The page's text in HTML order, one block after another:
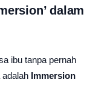
dalam
ibu tanpa pernah
Immersion